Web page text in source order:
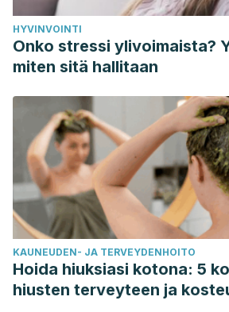
HYVINVOINTI
Onko stressi ylivoimaista?
miten sitä hallitaan
KAUNEUDEN- JA TERVEYDENHOITO
Hoida hiuksiasi kotona: 5
hiusten terveyteen ja